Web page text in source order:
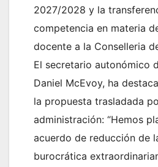
2027/2028 y la
competencia en materia
docente a la Conselleria
El secretario autonómico
Daniel McEvoy, ha
la propuesta trasladada
administración: “Hemos
acuerdo de reducción de
burocrática